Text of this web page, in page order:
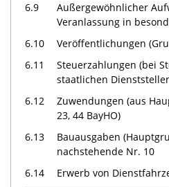
6.9
Außergewöhnlicher
Veranlassung in
6.10
Veröffentlichungen
6.11
Steuerzahlungen (bei
staatlichen
6.12
Zuwendungen (aus
23, 44 BayHO)
6.13
Bauausgaben
nachstehende Nr. 10
6.14
Erwerb von